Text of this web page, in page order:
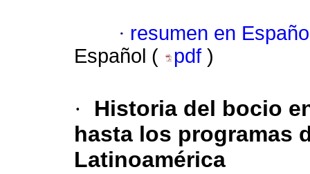
· resumen en
Español (
pdf )
·
Historia del bocio
hasta los programas
Latinoamérica